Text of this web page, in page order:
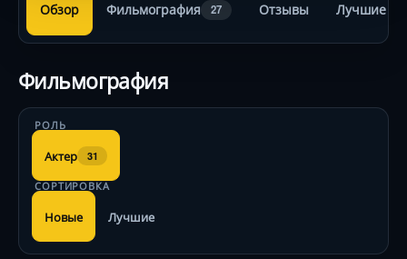
Обзор Фильмография 27 Отзывы Лучшие
Фильмография
РОЛЬ
Актер 31
СОРТИРОВКА
Новые Лучшие